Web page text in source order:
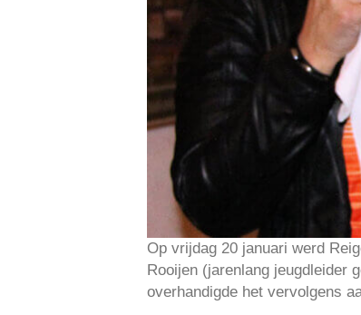
Op vrijdag 20 januari werd
Rooijen (jarenlang jeugdleider
overhandigde het vervolgens